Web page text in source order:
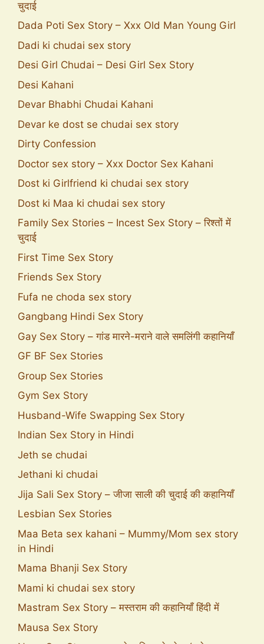
चुदाई
Dada Poti Sex Story – Xxx Old Man Young Girl
Dadi ki chudai sex story
Desi Girl Chudai – Desi Girl Sex Story
Desi Kahani
Devar Bhabhi Chudai Kahani
Devar ke dost se chudai sex story
Dirty Confession
Doctor sex story – Xxx Doctor Sex Kahani
Dost ki Girlfriend ki chudai sex story
Dost ki Maa ki chudai sex story
Family Sex Stories – Incest Sex Story – रिश्तों में
चुदाई
First Time Sex Story
Friends Sex Story
Fufa ne choda sex story
Gangbang Hindi Sex Story
Gay Sex Story – गांड मारने-मराने वाले समलिंगी कहानियाँ
GF BF Sex Stories
Group Sex Stories
Gym Sex Story
Husband-Wife Swapping Sex Story
Indian Sex Story in Hindi
Jeth se chudai
Jethani ki chudai
Jija Sali Sex Story – जीजा साली की चुदाई की कहानियाँ
Lesbian Sex Stories
Maa Beta sex kahani – Mummy/Mom sex story
in Hindi
Mama Bhanji Sex Story
Mami ki chudai sex story
Mastram Sex Story – मस्तराम की कहानियाँ हिंदी में
Mausa Sex Story